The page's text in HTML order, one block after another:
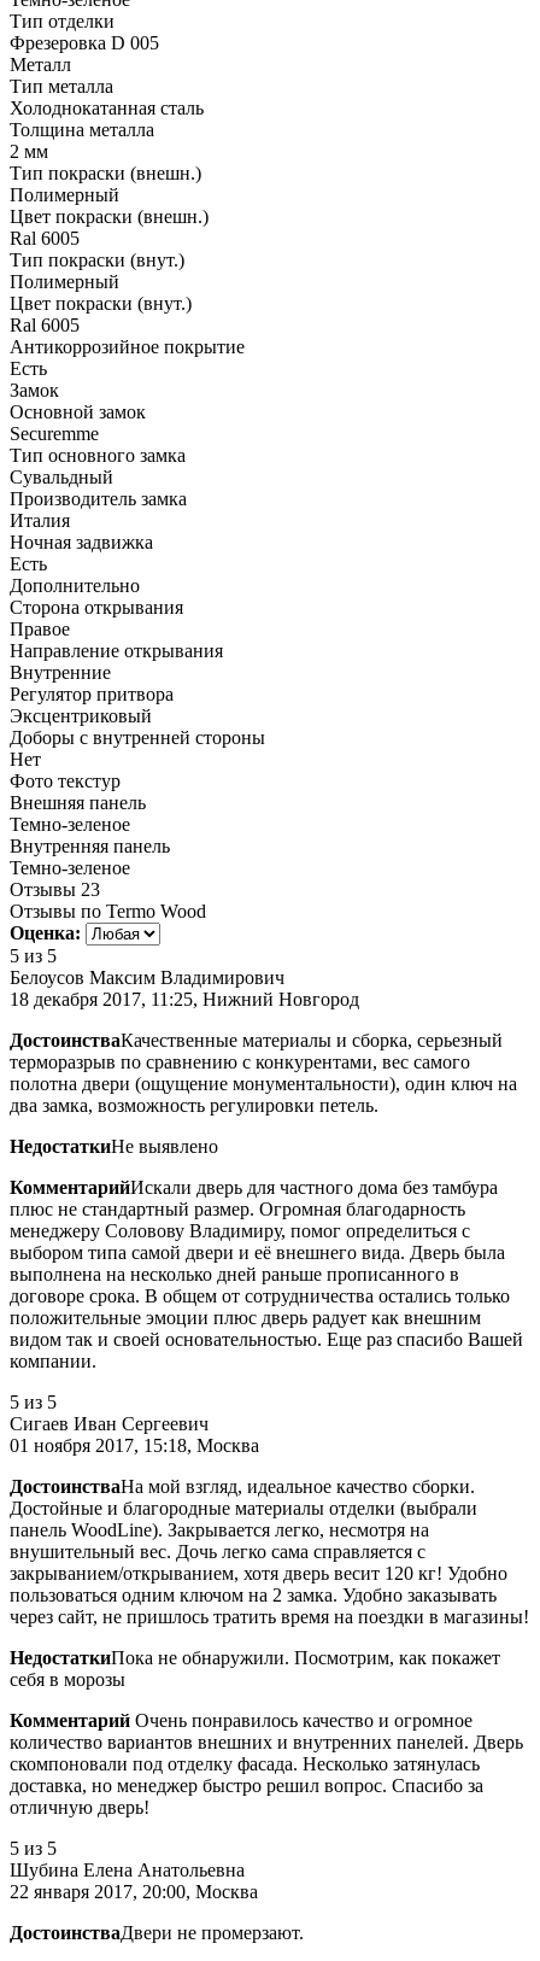
Тип отделки
Фрезеровка D 005
Металл
Тип металла
Холоднокатанная сталь
Толщина металла
2 мм
Тип покраски (внешн.)
Полимерный
Цвет покраски (внешн.)
Ral 6005
Тип покраски (внут.)
Полимерный
Цвет покраски (внут.)
Ral 6005
Антикоррозийное покрытие
Есть
Замок
Основной замок
Securemme
Тип основного замка
Сувальдный
Производитель замка
Италия
Ночная задвижка
Есть
Дополнительно
Сторона открывания
Правое
Направление открывания
Внутренние
Регулятор притвора
Эксцентриковый
Доборы с внутренней стороны
Нет
Фото текстур
Внешняя панель
Темно-зеленое
Внутренняя панель
Темно-зеленое
Отзывы 23
Отзывы по Termo Wood
Оценка:
5 из 5
Белоусов Максим Владимирович
18 декабря 2017, 11:25, Нижний Новгород
ДостоинстваКачественные материалы и сборка, серьезный
терморазрыв по сравнению с конкурентами, вес самого
полотна двери (ощущение монументальности), один ключ на
два замка, возможность регулировки петель.
НедостаткиНе выявлено
КомментарийИскали дверь для частного дома без тамбура
плюс не стандартный размер. Огромная благодарность
менеджеру Соловову Владимиру, помог определиться с
выбором типа самой двери и её внешнего вида. Дверь была
выполнена на несколько дней раньше прописанного в
договоре срока. В общем от сотрудничества остались только
положительные эмоции плюс дверь радует как внешним
видом так и своей основательностью. Еще раз спасибо Вашей
компании.
5 из 5
Сигаев Иван Сергеевич
01 ноября 2017, 15:18, Москва
ДостоинстваНа мой взгляд, идеальное качество сборки.
Достойные и благородные материалы отделки (выбрали
панель WoodLine). Закрывается легко, несмотря на
внушительный вес. Дочь легко сама справляется с
закрыванием/открыванием, хотя дверь весит 120 кг! Удобно
пользоваться одним ключом на 2 замка. Удобно заказывать
через сайт, не пришлось тратить время на поездки в магазины!
НедостаткиПока не обнаружили. Посмотрим, как покажет
себя в морозы
Комментарий Очень понравилось качество и огромное
количество вариантов внешних и внутренних панелей. Дверь
скомпоновали под отделку фасада. Несколько затянулась
доставка, но менеджер быстро решил вопрос. Спасибо за
отличную дверь!
5 из 5
Шубина Елена Анатольевна
22 января 2017, 20:00, Москва
ДостоинстваДвери не промерзают.